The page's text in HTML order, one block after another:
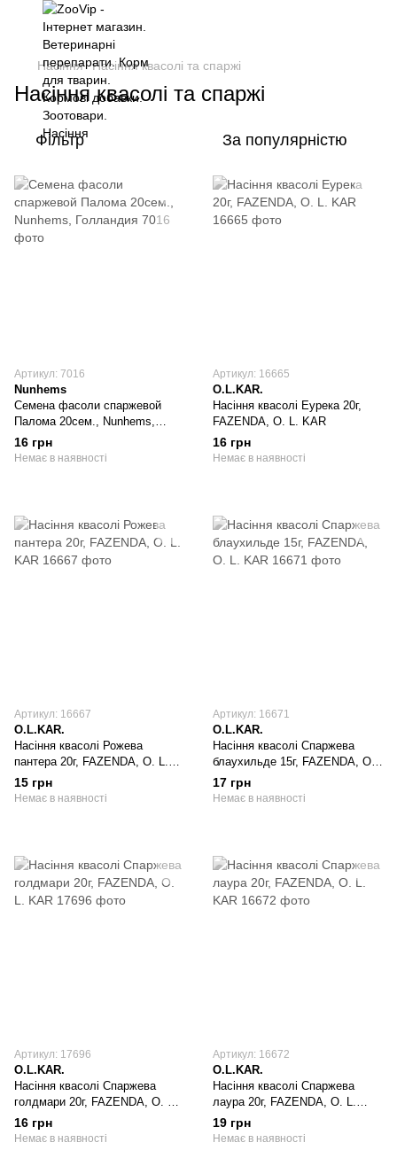
Насіння Насіння квасолі та спаржі
Насіння квасолі та спаржі
Фільтр За популярністю
Артикул: 7016
Nunhems
Семена фасоли спаржевой
Палома 20сем., Nunhems,
Голландия
16 грн
Немає в наявності
Артикул: 16665
O.L.KAR.
Насіння квасолі Еурека 20г,
FAZENDA, O. L. KAR
16 грн
Немає в наявності
Артикул: 16667
O.L.KAR.
Насіння квасолі Рожева
пантера 20г, FAZENDA, O. L.
KAR
15 грн
Немає в наявності
Артикул: 16671
O.L.KAR.
Насіння квасолі Спаржева
блаухильде 15г, FAZENDA, O.
L. KAR
17 грн
Немає в наявності
Артикул: 17696
O.L.KAR.
Насіння квасолі Спаржева
голдмари 20г, FAZENDA, O. L.
KAR
16 грн
Немає в наявності
Артикул: 16672
O.L.KAR.
Насіння квасолі Спаржева
лаура 20г, FAZENDA, O. L.
KAR
19 грн
Немає в наявності